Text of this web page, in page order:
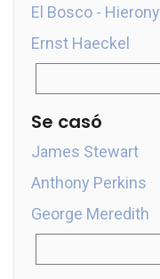
El Bosco -
Ernst Haeckel
Se casó
James Stewart
Anthony Perkins
George Meredith